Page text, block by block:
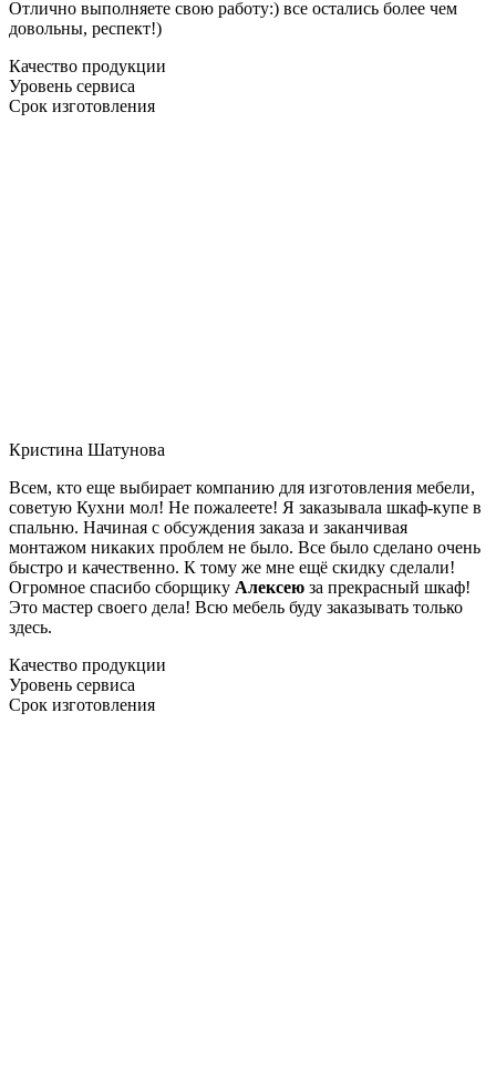
Отлично выполняете свою работу:) все остались более чем
довольны, респект!)
Качество продукции
Уровень сервиса
Срок изготовления
Кристина Шатунова
Всем, кто еще выбирает компанию для изготовления мебели,
советую Кухни мол! Не пожалеете! Я заказывала шкаф-купе в
спальню. Начиная с обсуждения заказа и заканчивая
монтажом никаких проблем не было. Все было сделано очень
быстро и качественно. К тому же мне ещё скидку сделали!
Огромное спасибо сборщику Алексею за прекрасный шкаф!
Это мастер своего дела! Всю мебель буду заказывать только
здесь.
Качество продукции
Уровень сервиса
Срок изготовления